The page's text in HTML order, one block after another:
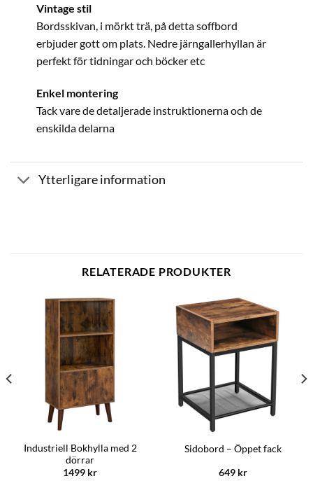
Vintage stil
Bordsskivan, i mörkt trä, på detta soffbord
erbjuder gott om plats. Nedre järngallerhyllan är
perfekt för tidningar och böcker etc
Enkel montering
Tack vare de detaljerade instruktionerna och de
enskilda delarna
Ytterligare information
RELATERADE PRODUKTER
Industriell Bokhylla med 2
dörrar
1499 kr
Sidobord – Öppet fack
649 kr